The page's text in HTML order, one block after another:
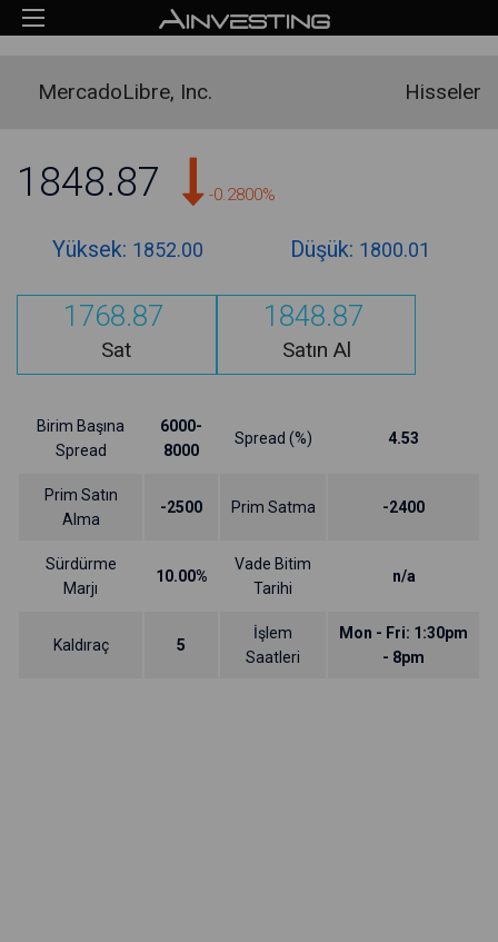
MercadoLibre, Inc. Hisseler
1848.87 -0.2800%
Yüksek: 1852.00 Düşük: 1800.01
1768.87
Sat
1848.87
Satın Al
Birim Başına
Spread
6000-
8000
Spread (%) 4.53
Prim Satın
Alma
-2500 Prim Satma -2400
Sürdürme
Marjı
10.00%
Vade Bitim
Tarihi
n/a
Kaldıraç 5
İşlem
Saatleri
Mon - Fri: 1:30pm
- 8pm